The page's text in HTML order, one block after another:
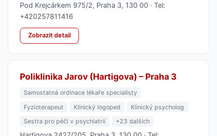
Pod Krejcárkem 975/2, Praha 3, 130 00 · Tel:
+420257811416
Zobrazit detail
Poliklinika Jarov (Hartigova) – Praha 3
Samostatná ordinace lékaře specialisty
Fyzioterapeut
Klinický logoped
Klinický psycholog
Sestra pro péči v psychiatrii
+23 dalších